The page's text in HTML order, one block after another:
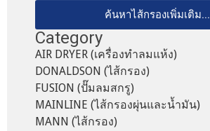
ค้นหาไส้กรองเพิ่มเติม...
Category
AIR DRYER (เครื่องทำลมแห้ง)
DONALDSON (ไส้กรอง)
FUSION (ปั๊มลมสกรู)
MAINLINE (ไส้กรองผุ่นและน้ำมัน)
MANN (ไส้กรอง)